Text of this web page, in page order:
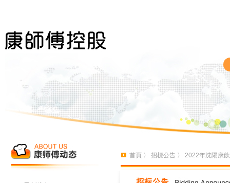
首頁 〉 招標公告 〉 2022年沈陽康